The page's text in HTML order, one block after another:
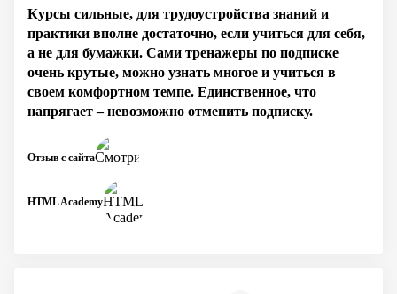
Курсы сильные, для трудоустройства знаний и
практики вполне достаточно, если учиться для себя,
а не для бумажки. Сами тренажеры по подписке
очень крутые, можно узнать многое и учиться в
своем комфортном темпе. Единственное, что
напрягает – невозможно отменить подписку.
HTML Academy
Отзыв с сайта